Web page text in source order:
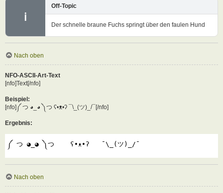
ℹ
Off-Topic
Der schnelle braune Fuchs springt über den faulen Hund
Nach oben
NFO-ASCII-Art-Text
[nfo]Text[/nfo]
Beispiel:
[nfo]༼ つ ◕_◕ ༽つ ʕ•ᴥ•ʔ ¯\_(ツ)_/¯[/nfo]
Ergebnis:
༼ つ ◕_◕ ༽つ    ʕ•ᴥ•ʔ   ¯\_(ツ)_/¯
Nach oben